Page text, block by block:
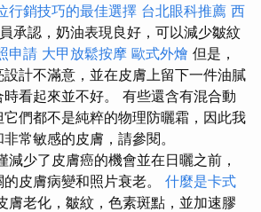
行銷技巧的最佳選擇 台北眼科推薦 西
承認，奶油表現良好，可以減少皺紋
申請 大甲放鬆按摩 歐式外燴 但是，
計不滿意，並在皮膚上留下一件油膩
看起來並不好。 有些還含有混合動
們都不是純粹的物理防曬霜，因此我
常敏感的皮膚，請參閱。
減少了皮膚癌的機會並在日曬之前，
皮膚病變和照片衰老。 什麼是卡式
膚老化，皺紋，色素斑點，並加速膠